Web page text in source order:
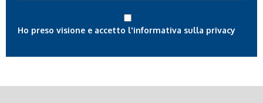
Ho preso visione e accetto l'informativa sulla privacy